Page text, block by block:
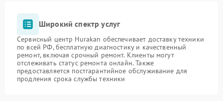
Широкий спектр услуг
Сервисный центр Hurakan обеспечивает доставку техники
по всей РФ, бесплатную диагностику и качественный
ремонт, включая срочный ремонт. Клиенты могут
отслеживать статус ремонта онлайн. Также
предоставляется постгарантийное обслуживание для
продления срока службы техники